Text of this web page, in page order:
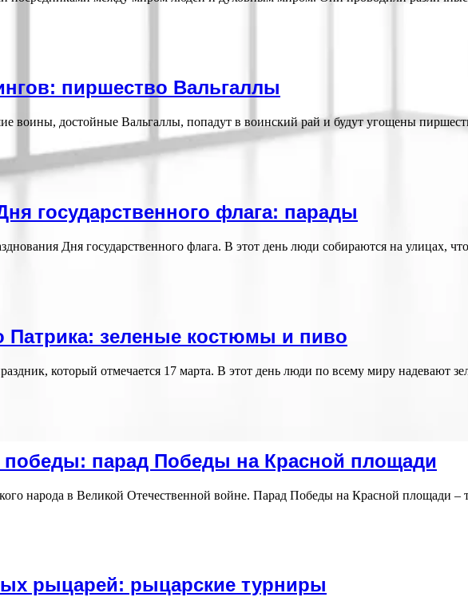
пиршество Вальгаллы
воины, достойные Вальгаллы, попадут в воинский рай и будут угощены
государственного флага: парады
Дня государственного флага. В этот день люди собираются на улицах,
Патрика: зеленые костюмы и пиво
который отмечается 17 марта. В этот день люди по всему миру надевают
победы: парад Победы на Красной площади
народа в Великой Отечественной войне. Парад Победы на Красной площади –
рыцарей: рыцарские турниры